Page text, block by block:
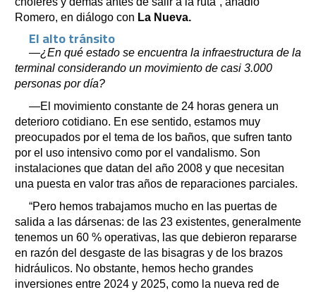
Romero, en diálogo con La Nueva.
El alto tránsito
—¿En qué estado se encuentra la infraestructura de la
terminal considerando un movimiento de casi 3.000
personas por día?
—El movimiento constante de 24 horas genera un
deterioro cotidiano. En ese sentido, estamos muy
preocupados por el tema de los baños, que sufren tanto
por el uso intensivo como por el vandalismo. Son
instalaciones que datan del año 2008 y que necesitan
una puesta en valor tras años de reparaciones parciales.
“Pero hemos trabajamos mucho en las puertas de
salida a las dársenas: de las 23 existentes, generalmente
tenemos un 60 % operativas, las que debieron repararse
en razón del desgaste de las bisagras y de los brazos
hidráulicos. No obstante, hemos hecho grandes
inversiones entre 2024 y 2025, como la nueva red de